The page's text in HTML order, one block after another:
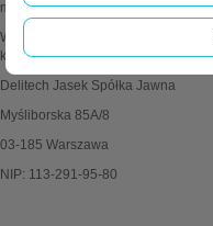
montażu.
Wiele produktów można
kontaktu z działem obsługi klienta
Delitech Jasek Spółka Jawna
Myśliborska 85A/8
03-185 Warszawa
NIP: 113-291-95-80